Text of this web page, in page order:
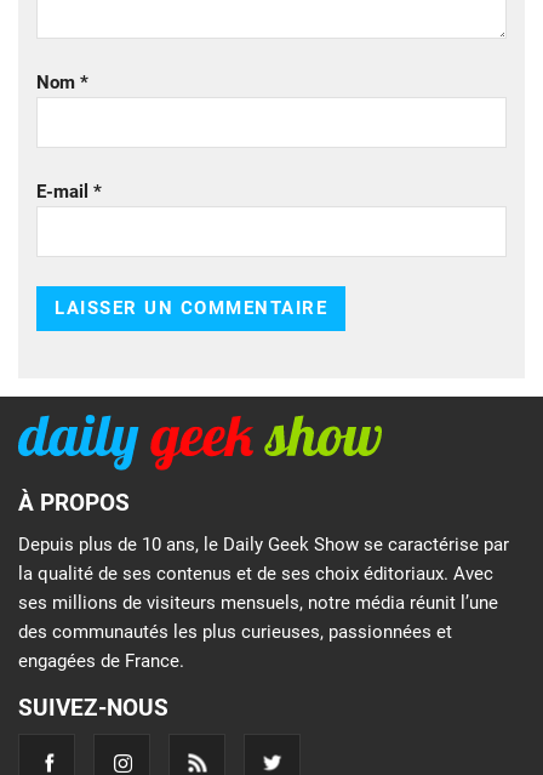
Nom *
E-mail *
À PROPOS
Depuis plus de 10 ans, le Daily Geek Show se caractérise par
la qualité de ses contenus et de ses choix éditoriaux. Avec
ses millions de visiteurs mensuels, notre média réunit l’une
des communautés les plus curieuses, passionnées et
engagées de France.
SUIVEZ-NOUS